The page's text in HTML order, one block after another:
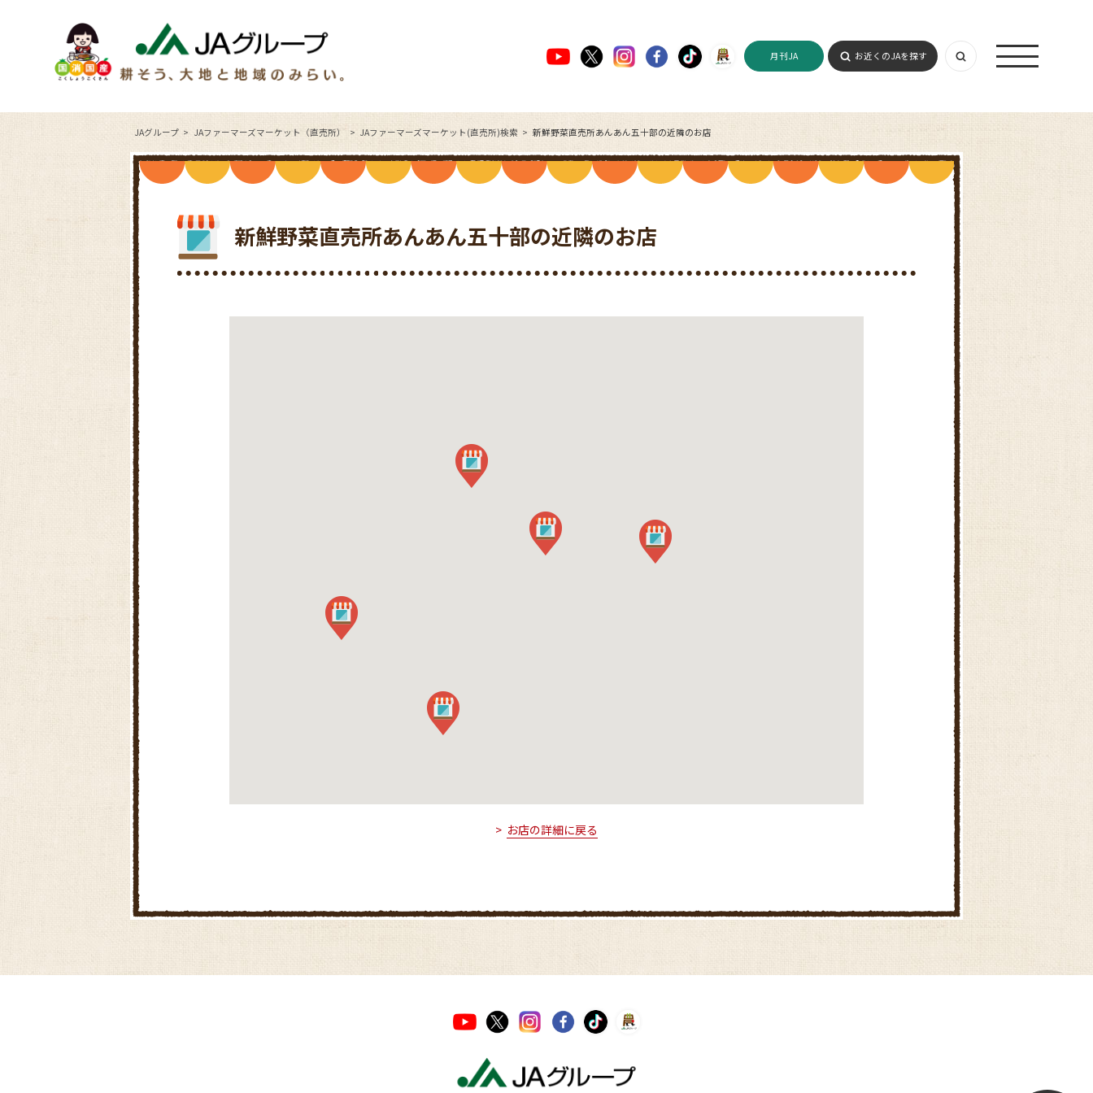
月刊JA お近くのJAを探す
JAグループ JAファーマーズマーケット（直売所） JAファーマーズマーケット(直売所)検索 新鮮野菜直売所あんあん五十部の近隣のお店
新鮮野菜直売所あんあん五十部の近隣のお店
お店の詳細に戻る